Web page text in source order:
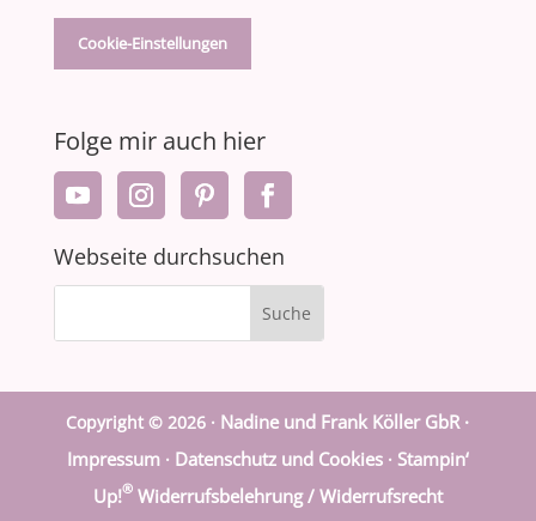
Cookie-Einstellungen
Folge mir auch hier
Webseite durchsuchen
Copyright © 2026 · Nadine und Frank Köller GbR ·
Impressum· Datenschutz und Cookies· Stampin‘
Up!®Widerrufsbelehrung / Widerrufsrecht